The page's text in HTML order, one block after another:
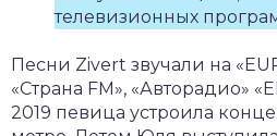
телевизионных
Песни Zivert звучали на
«Страна FM», «Авторадио»
2019 певица устроила